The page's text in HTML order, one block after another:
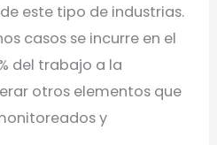
este tipo de industrias.
casos se incurre en el
del trabajo a la
otros elementos que
y